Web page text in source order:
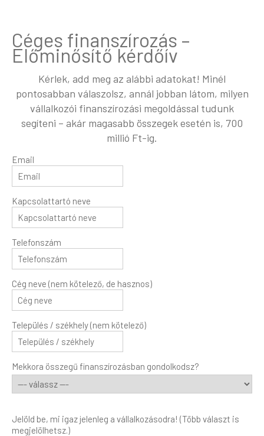
Céges finanszírozás –
Előminősítő kérdőív
Kérlek, add meg az alábbi adatokat! Minél
pontosabban válaszolsz, annál jobban látom, milyen
vállalkozói finanszírozási megoldással tudunk
segíteni – akár magasabb összegek esetén is, 700
millió Ft-ig.
Email
Kapcsolattartó neve
Telefonszám
Cég neve (nem kötelező, de hasznos)
Település / székhely (nem kötelező)
Mekkora összegű finanszírozásban gondolkodsz?
Jelöld be, mi igaz jelenleg a vállalkozásodra! (Több választ is
megjelölhetsz.)